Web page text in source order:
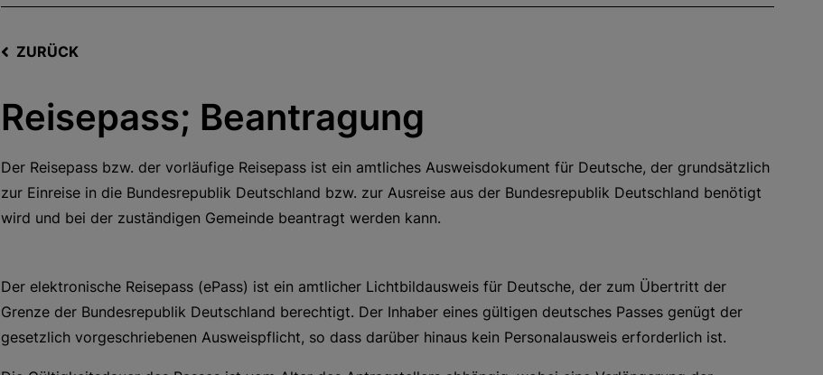
ZURÜCK
Reisepass; Beantragung
Der Reisepass bzw. der vorläufige Reisepass ist ein amtliches Ausweisdokument für Deutsche, der grundsätzlich
zur Einreise in die Bundesrepublik Deutschland bzw. zur Ausreise aus der Bundesrepublik Deutschland benötigt
wird und bei der zuständigen Gemeinde beantragt werden kann.
Der elektronische Reisepass (ePass) ist ein amtlicher Lichtbildausweis für Deutsche, der zum Übertritt der
Grenze der Bundesrepublik Deutschland berechtigt. Der Inhaber eines gültigen deutsches Passes genügt der
gesetzlich vorgeschriebenen Ausweispflicht, so dass darüber hinaus kein Personalausweis erforderlich ist.